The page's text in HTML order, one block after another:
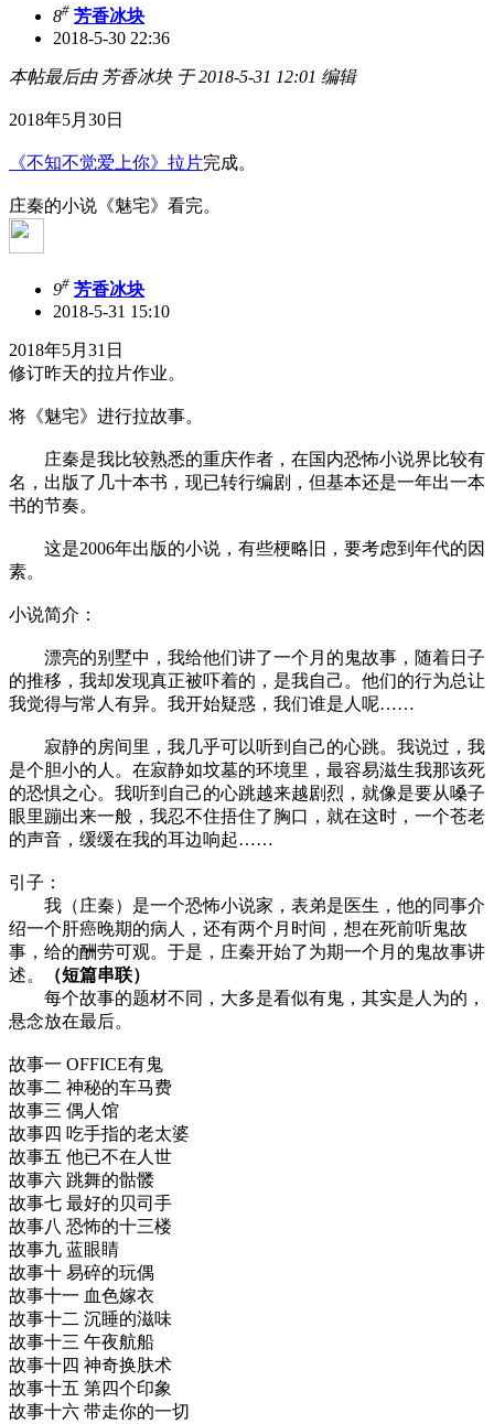
8# 芳香冰块
2018-5-30 22:36
本帖最后由 芳香冰块 于 2018-5-31 12:01 编辑
2018年5月30日
《不知不觉爱上你》拉片完成。
庄秦的小说《魅宅》看完。
9# 芳香冰块
2018-5-31 15:10
2018年5月31日
修订昨天的拉片作业。
将《魅宅》进行拉故事。
庄秦是我比较熟悉的重庆作者，在国内恐怖小说界比较有
名，出版了几十本书，现已转行编剧，但基本还是一年出一本
书的节奏。
这是2006年出版的小说，有些梗略旧，要考虑到年代的因
素。
小说简介：
漂亮的别墅中，我给他们讲了一个月的鬼故事，随着日子
的推移，我却发现真正被吓着的，是我自己。他们的行为总让
我觉得与常人有异。我开始疑惑，我们谁是人呢……
寂静的房间里，我几乎可以听到自己的心跳。我说过，我
是个胆小的人。在寂静如坟墓的环境里，最容易滋生我那该死
的恐惧之心。我听到自己的心跳越来越剧烈，就像是要从嗓子
眼里蹦出来一般，我忍不住捂住了胸口，就在这时，一个苍老
的声音，缓缓在我的耳边响起……
引子：
我（庄秦）是一个恐怖小说家，表弟是医生，他的同事介
绍一个肝癌晚期的病人，还有两个月时间，想在死前听鬼故
事，给的酬劳可观。于是，庄秦开始了为期一个月的鬼故事讲
述。
（短篇串联）
每个故事的题材不同，大多是看似有鬼，其实是人为的，
悬念放在最后。
故事一 OFFICE有鬼
故事二 神秘的车马费
故事三 偶人馆
故事四 吃手指的老太婆
故事五 他已不在人世
故事六 跳舞的骷髅
故事七 最好的贝司手
故事八 恐怖的十三楼
故事九 蓝眼睛
故事十 易碎的玩偶
故事十一 血色嫁衣
故事十二 沉睡的滋味
故事十三 午夜航船
故事十四 神奇换肤术
故事十五 第四个印象
故事十六 带走你的一切